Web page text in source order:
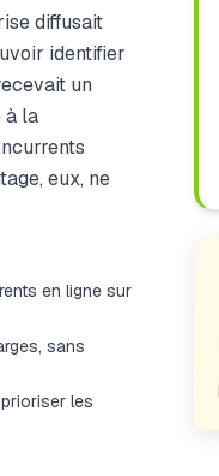
diffusait
identifier
un
à la
eux, ne
en ligne sur
sans
les